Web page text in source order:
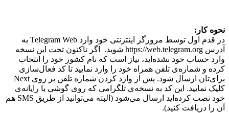
نحوه کار:
در قدم اول توسط مرورگر اینترنتی خود وارد Telegram Web به
آدرس https://web.telegram.org شوید. اگر تاکنون تحت این نسخه
وارد حساب خود نشده‌اید، نیاز است که نام کشور خود را انتخاب
کرده و شماره‌ی تلفن همراه خود را وارد نمایید تا کد فعال‌سازی
برای‌تان ارسال شود. پس از وارد کردن شماره تلفن بر روی Next
کلیک نمایید. این کد به نسخه‌ی تلگرامی که روی گوشی یا رایانه‌ی
خود نصب کرده‌اید ارسال می‌شود (البته می‌توانید از طریق SMS هم
آن‌ را دریافت کنید).